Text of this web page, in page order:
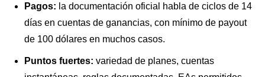
Pagos: la documentación oficial habla de ciclos de 14
días en cuentas de ganancias, con mínimo de payout
de 100 dólares en muchos casos.
Puntos fuertes: variedad de planes, cuentas